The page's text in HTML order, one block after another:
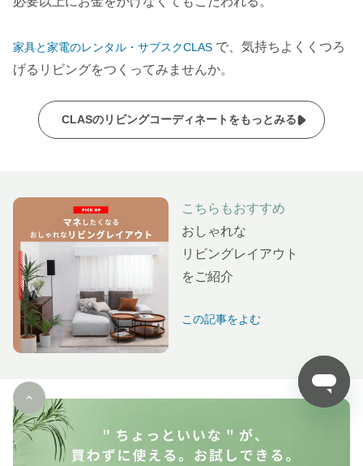
家具と家電のレンタル・サブスクCLAS で、気持ちよくくつろ
げるリビングをつくってみませんか。
CLASのリビングコーディネートをもっとみる
こちらもおすすめ
おしゃれな
リビングレイアウト
をご紹介
この記事をよむ